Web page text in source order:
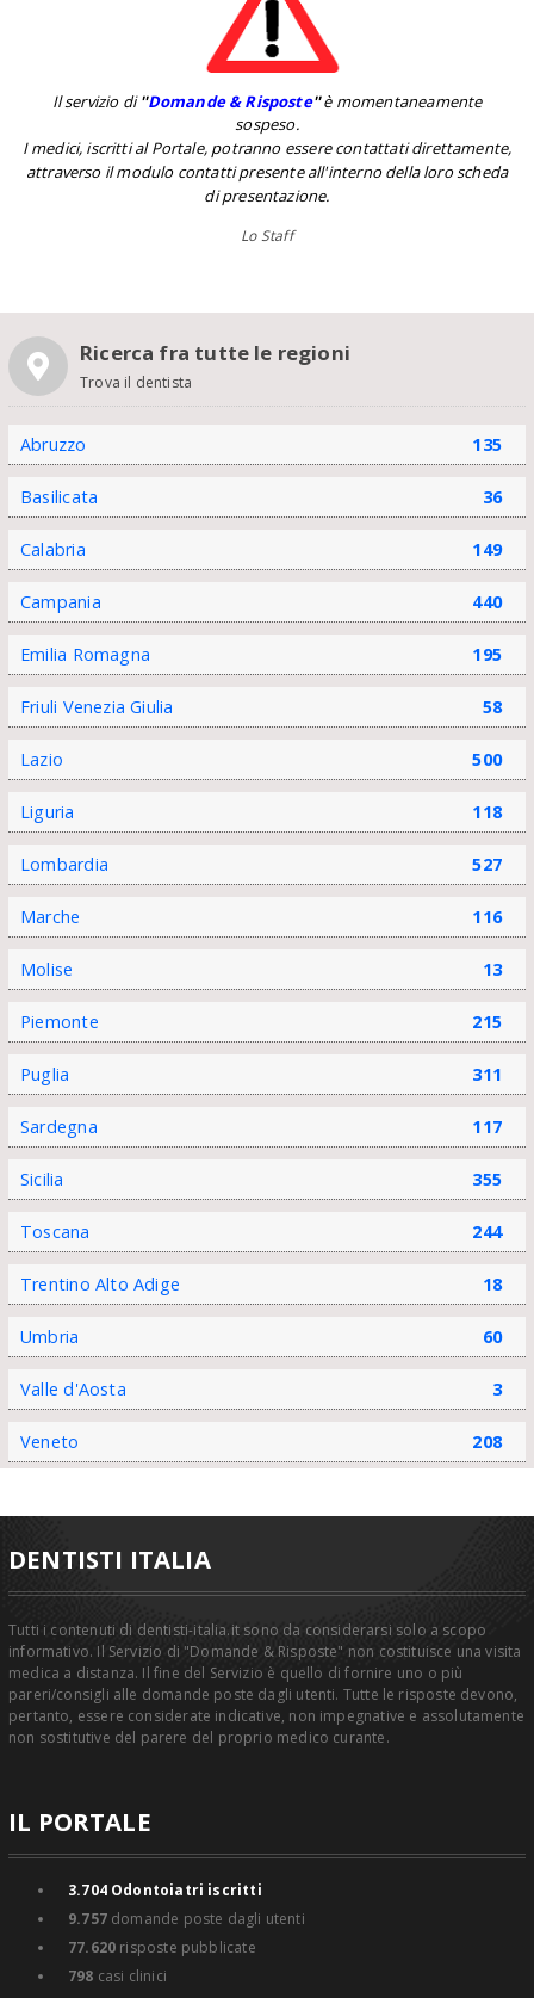
Il servizio di''Domande & Risposte''è momentaneamente
sospeso.
I medici, iscritti al Portale, potranno essere contattati direttamente,
attraverso il modulo contatti presente all'interno della loro scheda
di presentazione.
Lo Staff
Ricerca fra tutte le regioni
Trova il dentista
Abruzzo 135
Basilicata 36
Calabria 149
Campania 440
Emilia Romagna 195
Friuli Venezia Giulia 58
Lazio 500
Liguria 118
Lombardia 527
Marche 116
Molise 13
Piemonte 215
Puglia 311
Sardegna 117
Sicilia 355
Toscana 244
Trentino Alto Adige 18
Umbria 60
Valle d'Aosta 3
Veneto 208
DENTISTI ITALIA
Tutti i contenuti di dentisti-italia.it sono da considerarsi solo a scopo
informativo. Il Servizio di "Domande & Risposte" non costituisce una visita
medica a distanza. Il fine del Servizio è quello di fornire uno o più
pareri/consigli alle domande poste dagli utenti. Tutte le risposte devono,
pertanto, essere considerate indicative, non impegnative e assolutamente
non sostitutive del parere del proprio medico curante.
IL PORTALE
3.704Odontoiatri iscritti
9.757domande poste dagli utenti
77.620 risposte pubblicate
798 casi clinici